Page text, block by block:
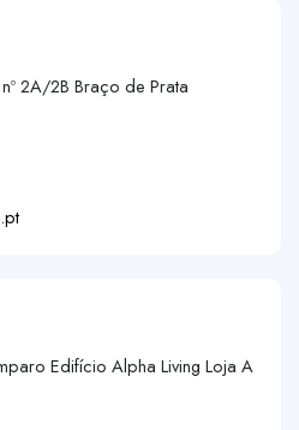
2A/2B Braço de Prata
Edifício Alpha Living Loja A